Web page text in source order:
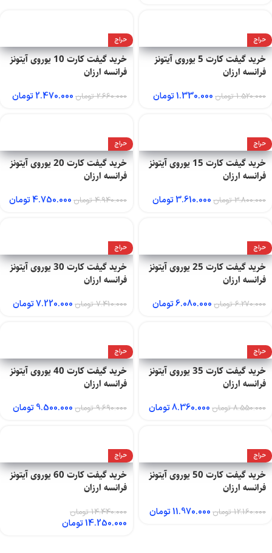
حراج
خرید گیفت کارت 5 یوروی آیتونز
فرانسه ارزان
1.520.000 تومان 1.330.000تومان
حراج
خرید گیفت کارت 10 یوروی آیتونز
فرانسه ارزان
2.660.000 تومان 2.470.000تومان
حراج
خرید گیفت کارت 15 یوروی آیتونز
فرانسه ارزان
3.800.000 تومان 3.610.000تومان
حراج
خرید گیفت کارت 20 یوروی آیتونز
فرانسه ارزان
4.940.000 تومان 4.750.000تومان
حراج
خرید گیفت کارت 25 یوروی آیتونز
فرانسه ارزان
6.270.000 تومان 6.080.000تومان
حراج
خرید گیفت کارت 30 یوروی آیتونز
فرانسه ارزان
7.410.000 تومان 7.220.000تومان
حراج
خرید گیفت کارت 35 یوروی آیتونز
فرانسه ارزان
8.550.000 تومان 8.360.000تومان
حراج
خرید گیفت کارت 40 یوروی آیتونز
فرانسه ارزان
9.690.000 تومان 9.500.000تومان
حراج
خرید گیفت کارت 50 یوروی آیتونز
فرانسه ارزان
12.160.000 تومان 11.970.000تومان
حراج
خرید گیفت کارت 60 یوروی آیتونز
فرانسه ارزان
14.440.000 تومان
14.250.000تومان